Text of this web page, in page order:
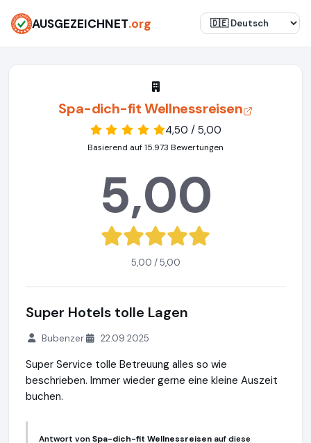
AUSGEZEICHNET.org
Spa-dich-fit Wellnessreisen
4,50 / 5,00
Basierend auf 15.973 Bewertungen
5,00
5,00 / 5,00
Super Hotels tolle Lagen
Bubenzer 22.09.2025
Super Service tolle Betreuung alles so wie
beschrieben. Immer wieder gerne eine kleine Auszeit
buchen.
Antwort vonSpa-dich-fit Wellnessreisen auf diese